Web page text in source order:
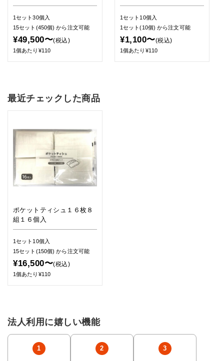
1セット30個入
15セット(450個)から注文可能
¥49,500〜(税込)
1個あたり¥110
1セット10個入
1セット(10個)から注文可能
¥1,100〜(税込)
1個あたり¥110
最近チェックした商品
ポケットティシュ１６枚８
組１６個入
1セット10個入
15セット(150個)から注文可能
¥16,500〜(税込)
1個あたり¥110
法人利用に嬉しい機能